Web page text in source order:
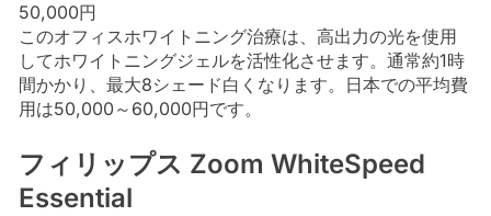
50,000円
このオフィスホワイトニング治療は、高出力の光を使用
してホワイトニングジェルを活性化させます。通常約1時
間かかり、最大8シェード白くなります。日本での平均費
用は50,000～60,000円です。
フィリップス Zoom WhiteSpeed
Essential